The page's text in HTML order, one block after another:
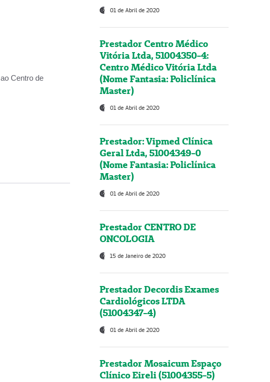
Centro de
01 de Abril de 2020
Prestador Centro Médico
Vitória Ltda, 51004350-4:
Centro Médico Vitória Ltda
(Nome Fantasia: Policlínica
Master)
01 de Abril de 2020
Prestador: Vipmed Clínica
Geral Ltda, 51004349-0
(Nome Fantasia: Policlínica
Master)
01 de Abril de 2020
Prestador CENTRO DE
ONCOLOGIA
15 de Janeiro de 2020
Prestador Decordis Exames
Cardiológicos LTDA
(51004347-4)
01 de Abril de 2020
Prestador Mosaicum Espaço
Clínico Eireli (51004355-5)